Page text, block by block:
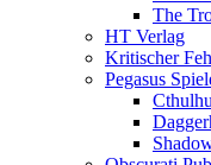
The
HT Verlag
Kritischer
Pegasus
Cthulhu